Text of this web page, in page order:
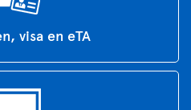
visa en eTA